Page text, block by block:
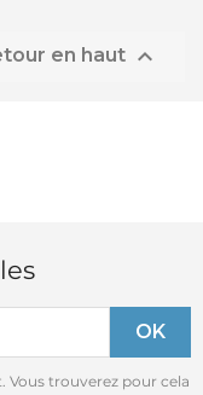
en haut 
Vous trouverez pour cela